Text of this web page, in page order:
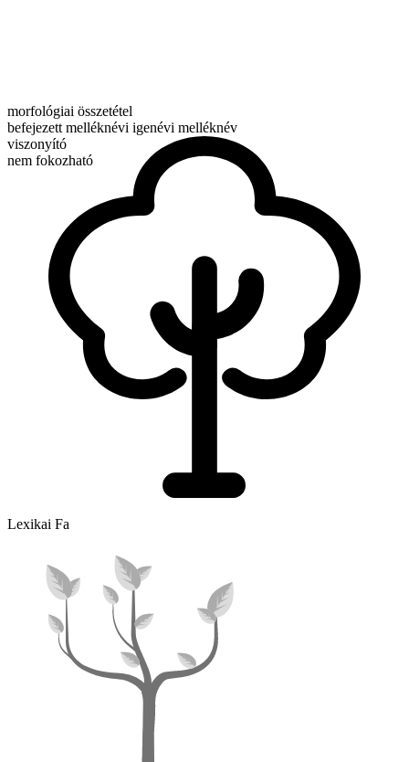
morfológiai összetétel
befejezett melléknévi igenévi melléknév
viszonyító
nem fokozható
Lexikai Fa